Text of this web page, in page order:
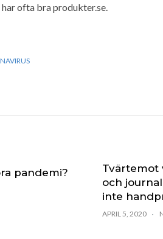
ofta bra produkter.se.
pandemi?
Tvärtemot
och
inte
APRIL 5, 2020